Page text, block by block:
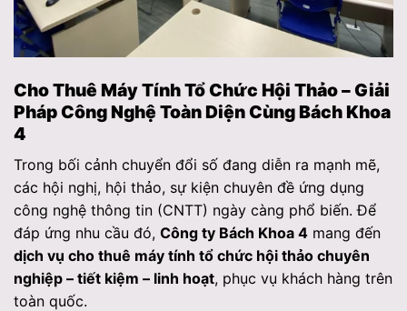
Cho Thuê Máy Tính Tổ Chức Hội Thảo – Giải
Pháp Công Nghệ Toàn Diện Cùng Bách Khoa
4
Trong bối cảnh chuyển đổi số đang diễn ra mạnh mẽ,
các hội nghị, hội thảo, sự kiện chuyên đề ứng dụng
công nghệ thông tin (CNTT) ngày càng phổ biến. Để
đáp ứng nhu cầu đó, Công ty Bách Khoa 4 mang đến
dịch vụ cho thuê máy tính tổ chức hội thảo chuyên
nghiệp – tiết kiệm – linh hoạt, phục vụ khách hàng trên
toàn quốc.